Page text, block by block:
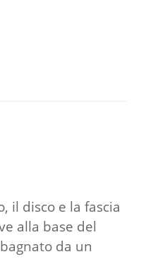
il disco e la fascia
alla base del
da un